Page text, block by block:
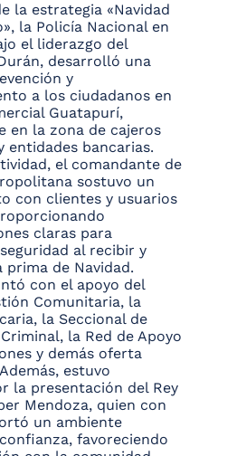
la estrategia «Navidad
la Policía Nacional en
el liderazgo del
desarrolló una
y
a los ciudadanos en
Guatapurí,
en la zona de cajeros
entidades bancarias.
el comandante de
sostuvo un
con clientes y usuarios
claras para
al recibir y
de Navidad.
con el apoyo del
Comunitaria, la
la Seccional de
la Red de Apoyo
y demás oferta
estuvo
la presentación del Rey
Mendoza, quien con
un ambiente
favoreciendo